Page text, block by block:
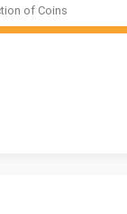
of Coins